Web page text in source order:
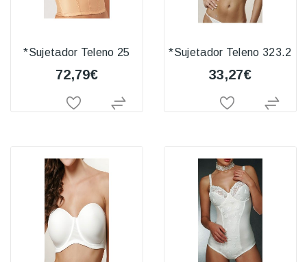
*Sujetador Teleno 25
72,79€
*Sujetador Teleno 323.2
33,27€